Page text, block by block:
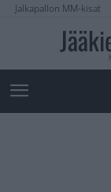
Jalkapallon MM-kisat